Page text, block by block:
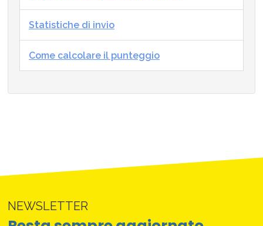
Statistiche di invio
Come calcolare il punteggio
NEWSLETTER